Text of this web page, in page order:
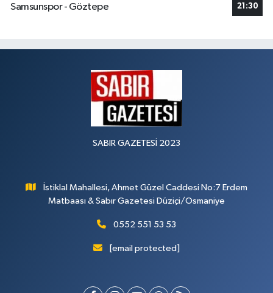
Samsunspor - Göztepe
21:30
SABIR GAZETESİ 2023
İstiklal Mahallesi, Ahmet Güzel Caddesi No:7 Erdem
Matbaası & Sabır Gazetesi Düziçi/Osmaniye
0552 551 53 53
[email protected]